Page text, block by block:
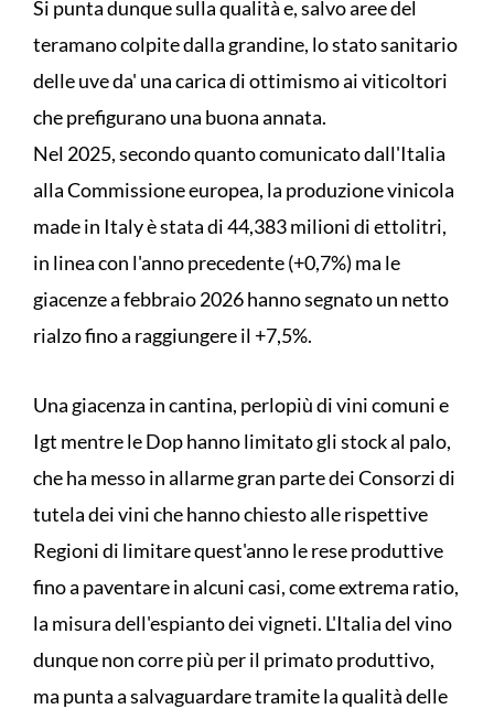
Si punta dunque sulla qualità e, salvo aree del
teramano colpite dalla grandine, lo stato sanitario
delle uve da' una carica di ottimismo ai viticoltori
che prefigurano una buona annata.
Nel 2025, secondo quanto comunicato dall'Italia
alla Commissione europea, la produzione vinicola
made in Italy è stata di 44,383 milioni di ettolitri,
in linea con l'anno precedente (+0,7%) ma le
giacenze a febbraio 2026 hanno segnato un netto
rialzo fino a raggiungere il +7,5%.
Una giacenza in cantina, perlopiù di vini comuni e
Igt mentre le Dop hanno limitato gli stock al palo,
che ha messo in allarme gran parte dei Consorzi di
tutela dei vini che hanno chiesto alle rispettive
Regioni di limitare quest'anno le rese produttive
fino a paventare in alcuni casi, come extrema ratio,
la misura dell'espianto dei vigneti. L'Italia del vino
dunque non corre più per il primato produttivo,
ma punta a salvaguardare tramite la qualità delle